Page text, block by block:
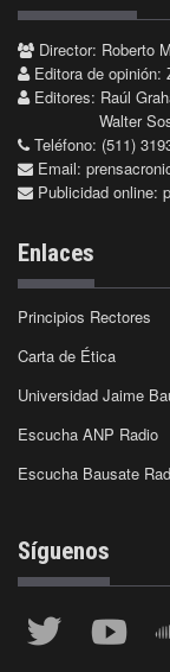
Director: Roberto
Editora de opinión:
Editores: Raúl
Walter
Teléfono: (511)
Email:
Publicidad online:
Enlaces
Principios Rectores
Carta de Ética
Universidad Jaime
Escucha ANP Radio
Escucha Bausate
Síguenos